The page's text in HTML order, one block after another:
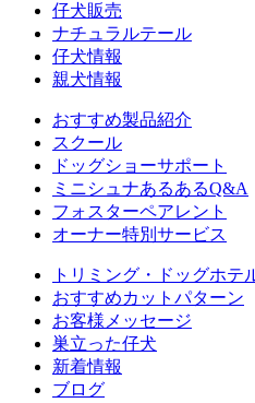
仔犬販売
ナチュラルテール
仔犬情報
親犬情報
おすすめ製品紹介
スクール
ドッグショーサポート
ミニシュナあるあるQ&A
フォスターペアレント
オーナー特別サービス
トリミング・ドッグホテ
おすすめカットパターン
お客様メッセージ
巣立った仔犬
新着情報
ブログ